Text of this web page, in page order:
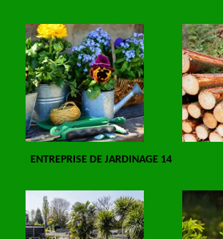
ENTREPRISE DE JARDINAGE 14